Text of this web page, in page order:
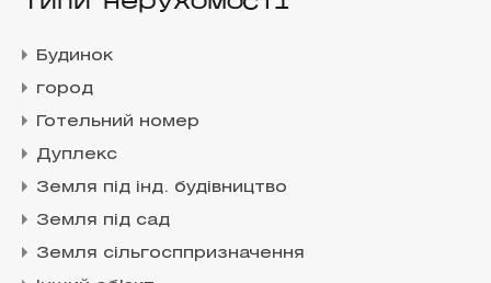
Будинок
город
Готельний номер
Дуплекс
Земля під інд. будівництво
Земля під сад
Земля сільгосппризначення